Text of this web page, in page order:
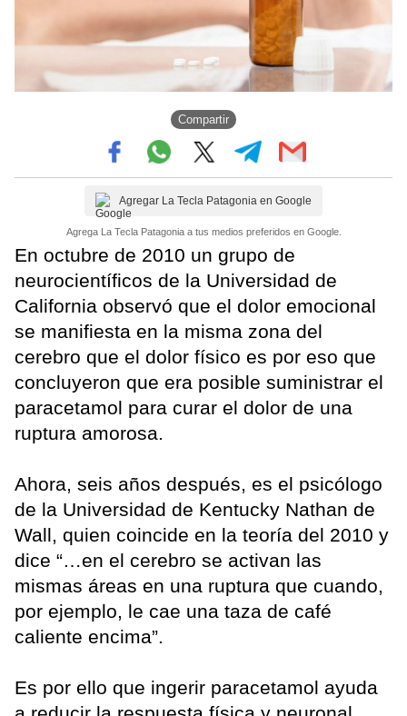
Compartir
Agregar La Tecla Patagonia en Google
Agrega La Tecla Patagonia a tus medios preferidos en Google.
En octubre de 2010 un grupo de
neurocientíficos de la Universidad de
California observó que el dolor emocional
se manifiesta en la misma zona del
cerebro que el dolor físico es por eso que
concluyeron que era posible suministrar el
paracetamol para curar el dolor de una
ruptura amorosa.
Ahora, seis años después, es el psicólogo
de la Universidad de Kentucky Nathan de
Wall, quien coincide en la teoría del 2010 y
dice “…en el cerebro se activan las
mismas áreas en una ruptura que cuando,
por ejemplo, le cae una taza de café
caliente encima”.
Es por ello que ingerir paracetamol ayuda